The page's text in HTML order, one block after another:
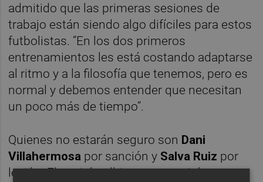
admitido que las primeras sesiones de
trabajo están siendo algo difíciles para estos
futbolistas. “En los dos primeros
entrenamientos les está costando adaptarse
al ritmo y a la filosofía que tenemos, pero es
normal y debemos entender que necesitan
un poco más de tiempo”.
Quienes no estarán seguro son Dani
Villahermosa por sanción y Salva Ruiz por
lesión. El capitán albinegro se retiró por